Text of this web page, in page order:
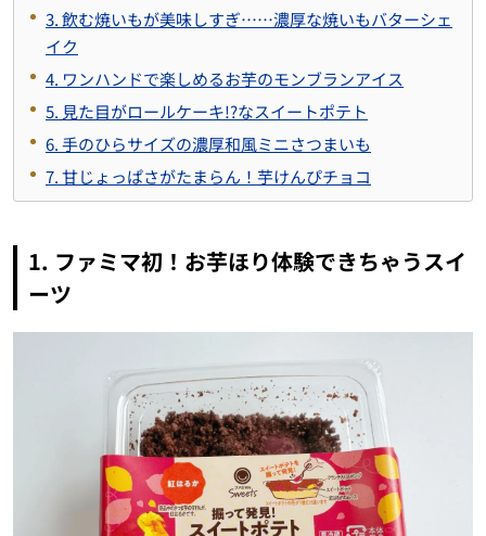
3. 飲む焼いもが美味しすぎ……濃厚な焼いもバターシェ
イク
4. ワンハンドで楽しめるお芋のモンブランアイス
5. 見た目がロールケーキ!?なスイートポテト
6. 手のひらサイズの濃厚和風ミニさつまいも
7. 甘じょっぱさがたまらん！芋けんぴチョコ
1. ファミマ初！お芋ほり体験できちゃうスイ
ーツ